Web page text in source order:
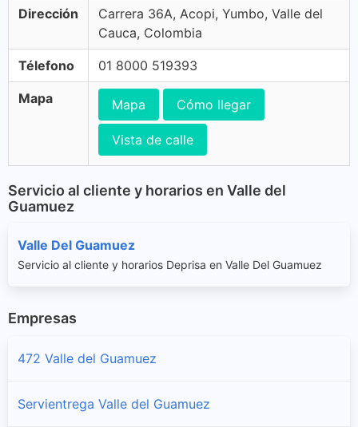
Dirección
Carrera 36A, Acopi, Yumbo, Valle del
Cauca, Colombia
Télefono 01 8000 519393
Mapa Mapa Cómo llegar
Vista de calle
Servicio al cliente y horarios en Valle del
Guamuez
Valle Del Guamuez
Servicio al cliente y horarios Deprisa en Valle Del Guamuez
Empresas
472 Valle del Guamuez
Servientrega Valle del Guamuez